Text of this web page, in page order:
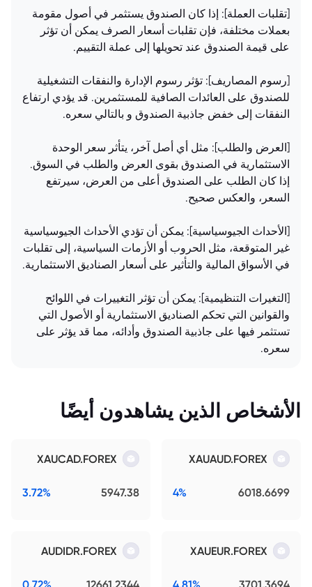
[تقلبات العملة]: إذا كان الصندوق يستثمر في أصول مقومة
بعملات مختلفة، فإن تقلبات أسعار الصرف يمكن أن تؤثر
على قيمة الصندوق عند تحويلها إلى عملة التقييم.
[رسوم المصاريف]: تؤثر رسوم الإدارة والنفقات التشغيلية
للصندوق على العائدات الصافية للمستثمرين. قد يؤدي ارتفاع
النفقات إلى خفض جاذبية الصندوق و بالتالي سعره.
[العرض والطلب]: مثل أي أصل آخر، يتأثر سعر الوحدة
الاستثمارية في الصندوق بقوى العرض والطلب في السوق.
إذا كان الطلب على الصندوق أعلى من العرض، سيرتفع
السعر، والعكس صحيح.
[الأحداث الجيوسياسية]: يمكن أن تؤدي الأحداث الجيوسياسية
غير المتوقعة، مثل الحروب أو الأزمات السياسية، إلى تقلبات
في الأسواق المالية والتأثير على أسعار الصناديق الاستثمارية.
[التغيرات التنظيمية]: يمكن أن تؤثر التغييرات في اللوائح
والقوانين التي تحكم الصناديق الاستثمارية أو الأصول التي
تستثمر فيها على جاذبية الصندوق وأدائه، مما قد يؤثر على
سعره.
الأشخاص الذين يشاهدون أيضًا
XAUAUD.FOREX
6018.6699
4%
XAUCAD.FOREX
5947.38
3.72%
XAUEUR.FOREX
AUDIDR.FOREX